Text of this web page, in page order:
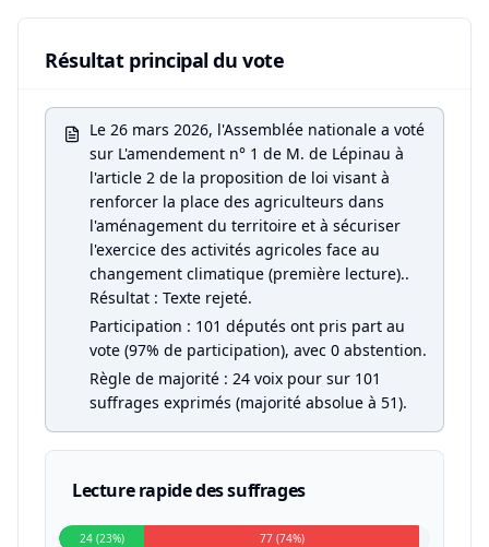
Résultat principal du vote
Le 26 mars 2026, l'Assemblée nationale a voté
sur L'amendement n° 1 de M. de Lépinau à
l'article 2 de la proposition de loi visant à
renforcer la place des agriculteurs dans
l'aménagement du territoire et à sécuriser
l'exercice des activités agricoles face au
changement climatique (première lecture)..
Résultat : Texte rejeté.
Participation : 101 députés ont pris part au
vote (97% de participation), avec 0 abstention.
Règle de majorité : 24 voix pour sur 101
suffrages exprimés (majorité absolue à 51).
Lecture rapide des suffrages
24 (23%) 77 (74%)